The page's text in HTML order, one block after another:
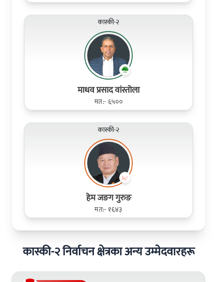
कास्की-२
माधव प्रसाद वांस्तोला
मत:- ६५००
कास्की-२
हेम जङग गुरुङ
मत:- १६४३
कास्की-२ निर्वाचन क्षेत्रका अन्य उम्मेदवारहरू